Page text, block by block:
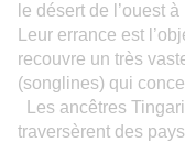
le désert de l’ouest
Leur errance est
recouvre un très
(songlines) qui
Les ancêtres
traversèrent des